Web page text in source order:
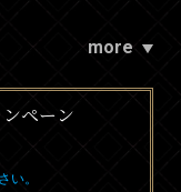
more
ペーン
い。